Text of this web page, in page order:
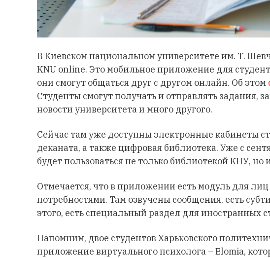
В Киевском национальном университете им. Т.
KNU online. Это мобильное приложение для
они смогут общаться друг с другом онлайн. Об этом
Студенты смогут получать и отправлять задания,
новости университета и много другого.
Сейчас там уже доступны электронные кабинеты
деканата, а также цифровая библиотека. Уже с
будет пользоваться не только библиотекой КНУ,
Отмечается, что в приложении есть модуль для
потребностями. Там озвучены сообщения, есть
этого, есть специальный раздел для иностранных
Напомним, двое студентов Харьковского
приложение виртуального психолога – Elomia,